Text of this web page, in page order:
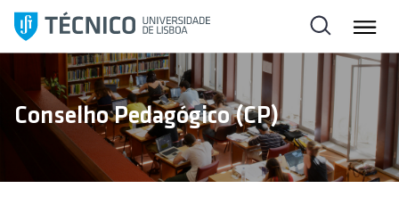
i
Conselho Pedagógico (CP)